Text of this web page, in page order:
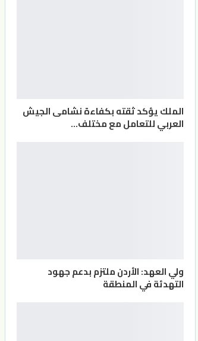
الملك يؤكد ثقته بكفاءة نشامى الجيش
العربي للتعامل مع مختلف…
ولي العهد: الأردن ملتزم بدعم جهود
التهدئة في المنطقة